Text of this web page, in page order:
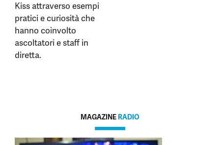
Kiss attraverso esempi
pratici e curiosità che
hanno coinvolto
ascoltatori e staff in
diretta.
MAGAZINE RADIO